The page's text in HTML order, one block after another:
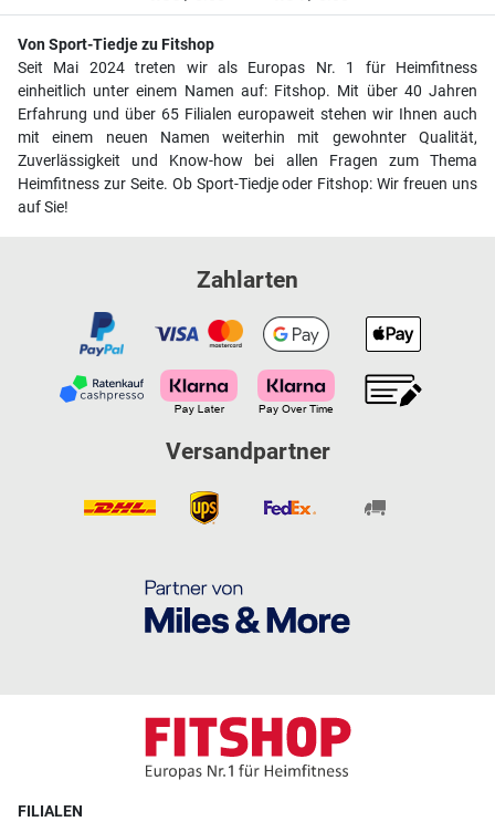
Von Sport-Tiedje zu Fitshop
Seit Mai 2024 treten wir als Europas Nr. 1 für Heimfitness
einheitlich unter einem Namen auf: Fitshop. Mit über 40 Jahren
Erfahrung und über 65 Filialen europaweit stehen wir Ihnen auch
mit einem neuen Namen weiterhin mit gewohnter Qualität,
Zuverlässigkeit und Know-how bei allen Fragen zum Thema
Heimfitness zur Seite. Ob Sport-Tiedje oder Fitshop: Wir freuen uns
auf Sie!
Zahlarten
Versandpartner
FILIALEN